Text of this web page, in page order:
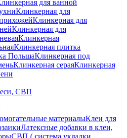
для ванной
Клинкерная для
Клинкерная для
Клинкерная для
Клинкерная
Клинкерная плитка
ПольшаКлинкерная под
Клинкерная сераяКлинкерная
СВП
материалыКлеи для
Латексные добавки в клеи,
СВП ( система укладки